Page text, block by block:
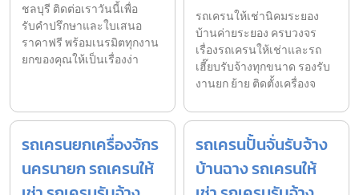
ชลบุรี ติดต่อเราวันนี้เพื่อ
รับคำปรึกษาและใบเสนอ
ราคาฟรี พร้อมเนรมิตทุกงาน
ยกของคุณให้เป็นเรื่องง่า
รถเครนให้เช่านิคมระยอง
บ้านค่ายระยอง ครบวงจร
เรื่องรถเครนให้เช่าและรถ
เฮี๊ยบรับจ้างทุกขนาด รองรับ
งานยก ย้าย ติดตั้งเครื่องจ
รถเครนยกเครื่องจักร
นครนายก รถเครนให้
รถเครนปั้นจั่นรับจ้าง
บ้านฉาง รถเครนให้